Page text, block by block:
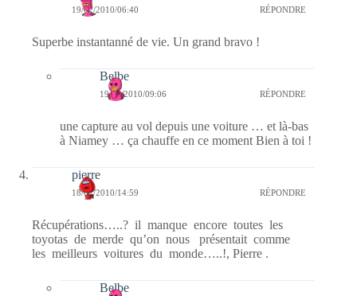
19/02/2010/06:40 RÉPONDRE
Superbe instantanné de vie. Un grand bravo !
Belbe
19/02/2010/09:06 RÉPONDRE
une capture au vol depuis une voiture … et là-bas
à Niamey … ça chauffe en ce moment Bien à toi !
pierre
18/02/2010/14:59 RÉPONDRE
Récupérations…..? il manque encore toutes les
toyotas de merde qu’on nous présentait comme
les meilleurs voitures du monde…..!, Pierre .
Belbe